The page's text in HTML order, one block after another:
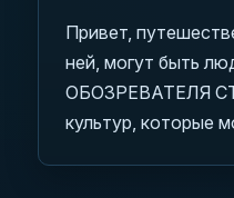
Привет,
ней, могут быть
ОБОЗРЕВАТЕЛЯ
культур, которые